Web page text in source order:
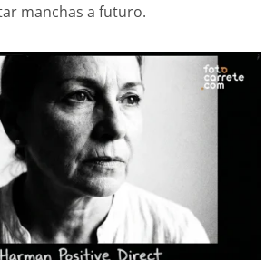
manchas a futuro.